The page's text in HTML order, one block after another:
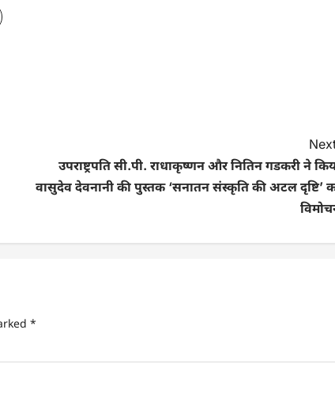
उपराष्ट्रपति सी.पी. राधाकृष्णन और नितिन गडकरी ने
वासुदेव देवनानी की पुस्तक ‘सनातन संस्कृति की अटल दृष्टि’
*